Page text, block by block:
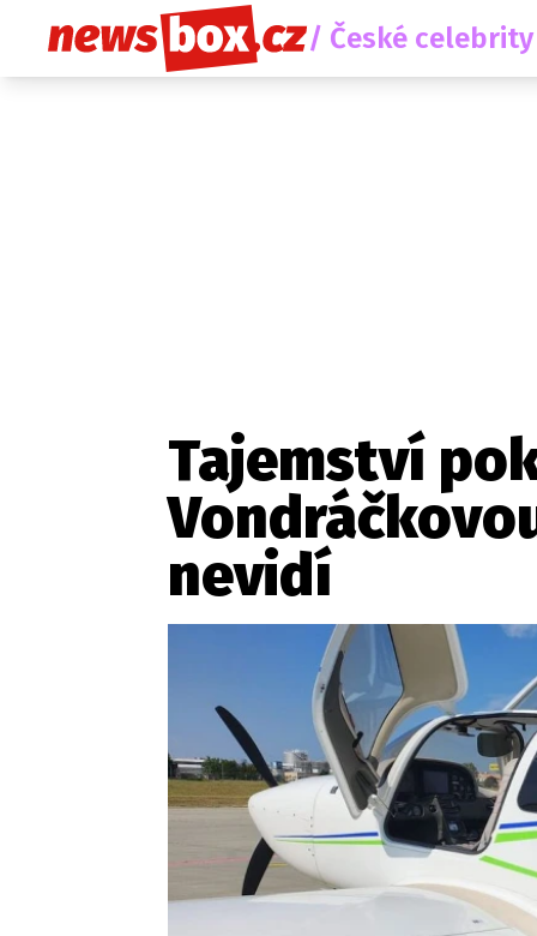
/ České celebrity
Etický kodex Redakce
Provozovatelem serveru
Zaznamenali jste
Tajemství
nevidí